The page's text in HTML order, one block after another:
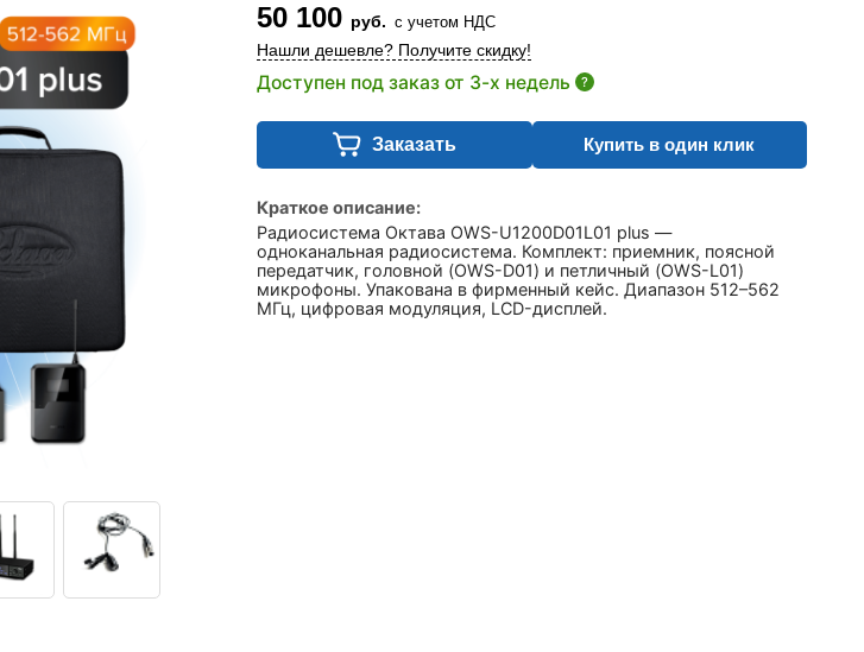
50 100 руб. с учетом НДС
Нашли дешевле? Получите скидку!
Доступен под заказ от 3-х недель ?
Заказать Купить в один клик
Краткое описание:
Радиосистема Октава OWS-U1200D01L01 plus —
одноканальная радиосистема. Комплект: приемник, поясной
передатчик, головной (OWS-D01) и петличный (OWS-L01)
микрофоны. Упакована в фирменный кейс. Диапазон 512–562
МГц, цифровая модуляция, LCD-дисплей.